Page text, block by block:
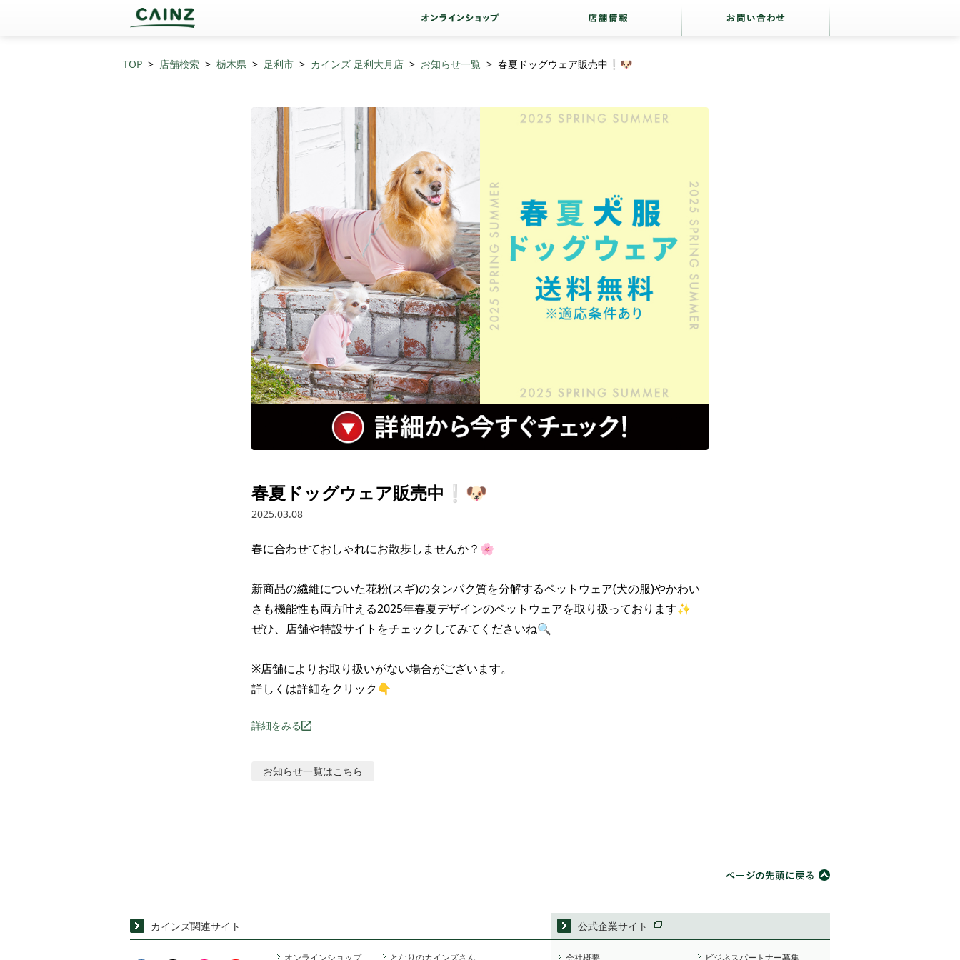
TOP 店舗検索 栃木県 足利市 カインズ 足利大月店 お知らせ一覧 春夏ドッグウェア販売中❕🐶
春夏ドッグウェア販売中❕🐶
2025.03.08
春に合わせておしゃれにお散歩しませんか？🌸
新商品の繊維についた花粉(スギ)のタンパク質を分解するペットウェア(犬の服)やかわい
さも機能性も両方叶える2025年春夏デザインのペットウェアを取り扱っております✨
ぜひ、店舗や特設サイトをチェックしてみてくださいね🔍
※店舗によりお取り扱いがない場合がございます。
詳しくは詳細をクリック👇
詳細をみる
お知らせ一覧はこちら
カインズ関連サイト
オンラインショップ となりのカインズさん
公式企業サイト
会社概要 ビジネスパートナー募集